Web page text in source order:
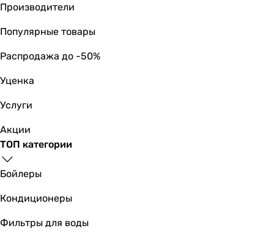
600
900
1000
потолочный
потолочный
потолочный
потолочный
потолочный
потолочный
потолочный
потолочный
Производители
Популярные товары
Распродажа до -50%
Уценка
Услуги
Акции
ТОП категории
Бойлеры
Кондиционеры
Фильтры для воды